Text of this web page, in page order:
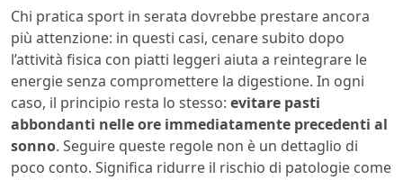
Chi pratica sport in serata dovrebbe prestare ancora
più attenzione: in questi casi, cenare subito dopo
l’attività fisica con piatti leggeri aiuta a reintegrare le
energie senza compromettere la digestione. In ogni
caso, il principio resta lo stesso: evitare pasti
abbondanti nelle ore immediatamente precedenti al
sonno. Seguire queste regole non è un dettaglio di
poco conto. Significa ridurre il rischio di patologie come